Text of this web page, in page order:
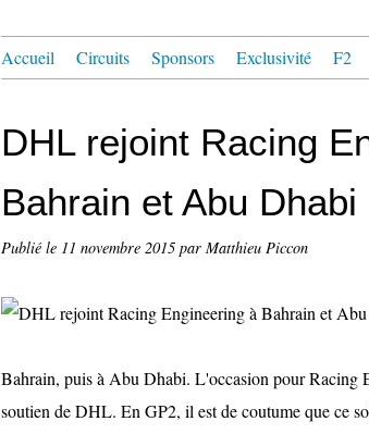
Accueil Circuits Sponsors Exclusivité F2
DHL rejoint Racing
Bahrain et Abu Dhabi
Publié le 11 novembre 2015 par Matthieu Piccon
Bahrain, puis à Abu Dhabi. L'occasion pour Racing
soutien de DHL. En GP2, il est de coutume que ce